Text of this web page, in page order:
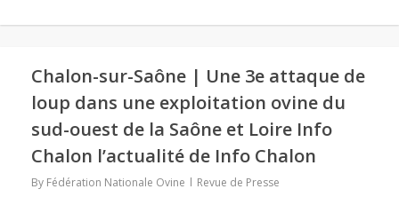
Chalon-sur-Saône | Une 3e attaque de
loup dans une exploitation ovine du
sud-ouest de la Saône et Loire Info
Chalon l’actualité de Info Chalon
By Fédération Nationale Ovine Revue de Presse